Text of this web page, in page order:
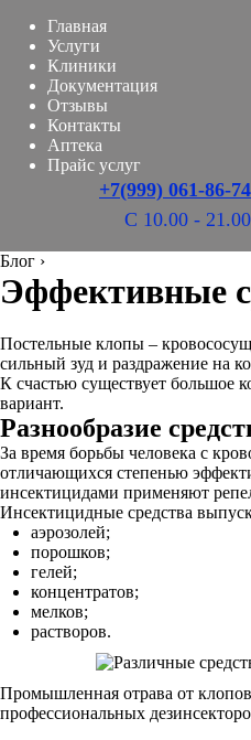
Главная
Услуги
Клиники
Документация
Отзывы
Контакты
Аптека
Прайс услуг
+7(999) 061-86-74
С 10.00 - 21.00
Блог ›
Эффективные
Постельные клопы –
сильный зуд и раздражение на
К счастью существует большое
вариант.
Разнообразие
За время борьбы человека с
отличающихся степенью
инсектицидами применяют
Инсектицидные средства
аэрозолей;
порошков;
гелей;
концентратов;
мелков;
растворов.
Промышленная отрава от
профессиональных